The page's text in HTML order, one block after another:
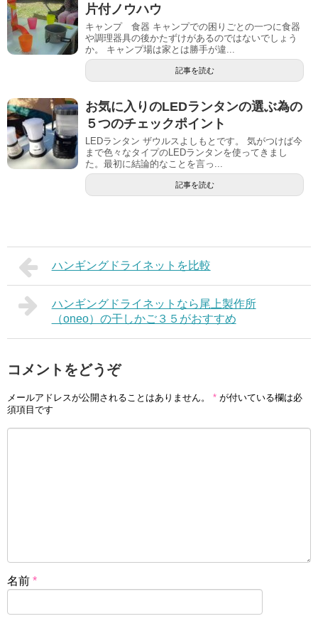
片付ノウハウ
キャンプ 食器 キャンプでの困りごとの一つに食器
や調理器具の後かたずけがあるのではないでしょう
か。 キャンプ場は家とは勝手が違...
記事を読む
お気に入りのLEDランタンの選ぶ為の
５つのチェックポイント
LEDランタン ザウルスよしもとです。 気がつけば今
まで色々なタイプのLEDランタンを使ってきまし
た。最初に結論的なことを言っ...
記事を読む
ハンギングドライネットを比較
ハンギングドライネットなら尾上製作所
（oneo）の干しかご３５がおすすめ
コメントをどうぞ
メールアドレスが公開されることはありません。 * が付いている欄は必
須項目です
名前 *